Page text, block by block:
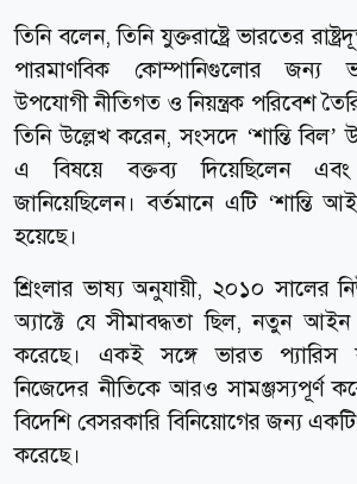
তিনি বলেন, তিনি যুক্তরাষ্ট্রে ভারতের
পারমাণবিক কোম্পানিগুলোর জন্য
উপযোগী নীতিগত ও নিয়ন্ত্রক পরিবেশ
তিনি উল্লেখ করেন, সংসদে ‘শান্তি বিল’
এ বিষয়ে বক্তব্য দিয়েছিলেন এবং
জানিয়েছিলেন। বর্তমানে এটি ‘শান্তি
হয়েছে।
শ্রিংলার ভাষ্য অনুযায়ী, ২০১০ সালের
অ্যাক্টে যে সীমাবদ্ধতা ছিল, নতুন
করেছে। একই সঙ্গে ভারত প্যারিস
নিজেদের নীতিকে আরও সামঞ্জস্যপূর্ণ
বিদেশি বেসরকারি বিনিয়োগের জন্য
করেছে।